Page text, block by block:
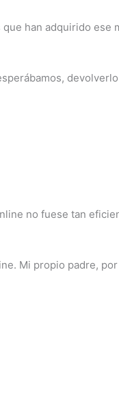
han adquirido ese
no fuese tan
Mi propio padre,